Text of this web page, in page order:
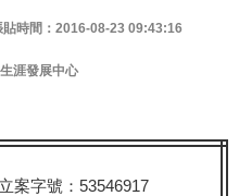
時間：2016-08-23 09:43:16
涯發展中心
案字號：53546917